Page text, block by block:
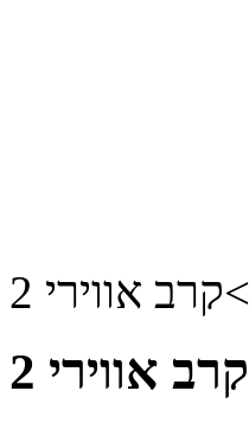
>קרב אווירי 2
קרב אווירי 2